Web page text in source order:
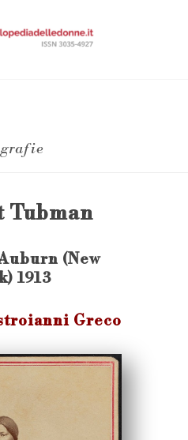
Tubman
(New
1913
Greco